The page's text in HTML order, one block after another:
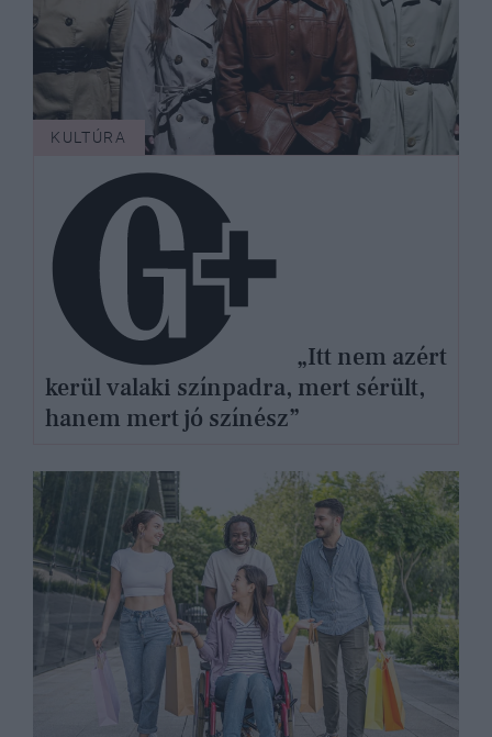
KULTÚRA
kerül valaki színpadra, mert sérült,
hanem mert jó színész”